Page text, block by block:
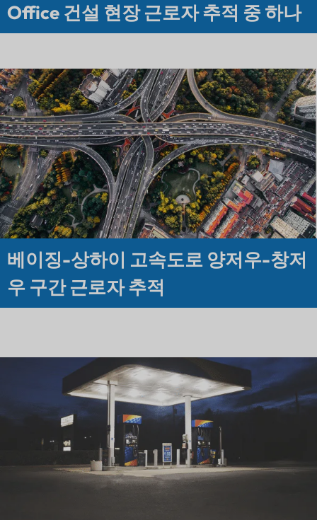
Office 건설 현장 근로자 추적 중 하나
베이징-상하이 고속도로 양저우-창저
우 구간 근로자 추적